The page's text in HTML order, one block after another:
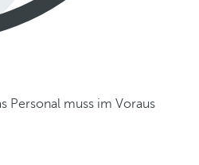
Personal muss im Voraus